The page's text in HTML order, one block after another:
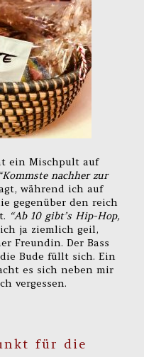
ein Mischpult auf
“Kommste nachher zur
während ich auf
gegenüber den reich
“Ab 10 gibt’s Hip-Hop,
ich ja ziemlich geil,
Freundin. Der Bass
Bude füllt sich. Ein
es sich neben mir
vergessen.
für die